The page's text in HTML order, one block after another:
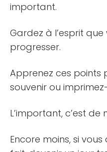
important.
Gardez à l’esprit
progresser.
Apprenez ces points
souvenir ou
L’important, c’est de
Encore moins, si vous